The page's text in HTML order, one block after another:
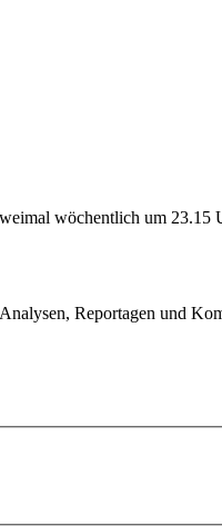
wöchentlich um 23.15
Reportagen und